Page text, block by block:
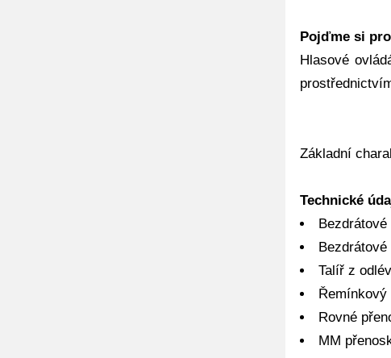
Pojďme si
Hlasové
Základní
Technické
Talíř z
Řemínkový
Rovné
MM